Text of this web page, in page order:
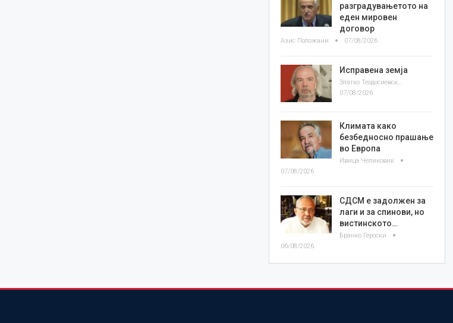
разградувањетото на
еден мировен
договор
Азис Положани 07/08/2026
Исправена земја
Златко Теодосиевски
07/08/2026
Климата како
безбедносно прашање
во Европа
Ивица Челиковиќ
07/08/2026
СДСМ е задолжен за
лаги и за спинови, но
вистинското…
Бранко Героски
06/08/2026